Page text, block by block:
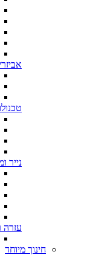
נייר
עזרה
חינוך מיוחד